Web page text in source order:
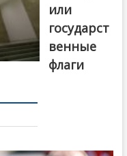
или
государст
венные
флаги